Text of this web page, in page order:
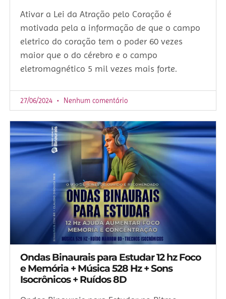
Ativar a Lei da Atração pelo Coração é
motivada pela a informação de que o campo
eletrico do coração tem o poder 60 vezes
maior que o do cérebro e o campo
eletromagnético 5 mil vezes mais forte.
27/06/2024 Nenhum comentário
Ondas Binaurais para Estudar 12 hz Foco
e Memória + Música 528 Hz + Sons
Isocrônicos + Ruídos 8D